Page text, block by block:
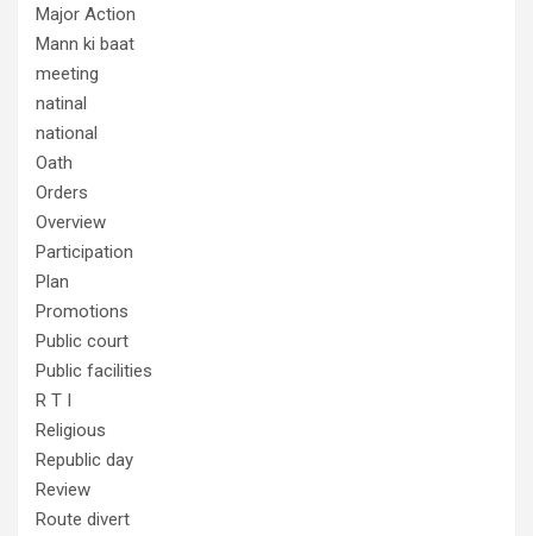
Major Action
Mann ki baat
meeting
natinal
national
Oath
Orders
Overview
Participation
Plan
Promotions
Public court
Public facilities
R T I
Religious
Republic day
Review
Route divert